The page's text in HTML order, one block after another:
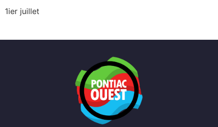
1ier juillet